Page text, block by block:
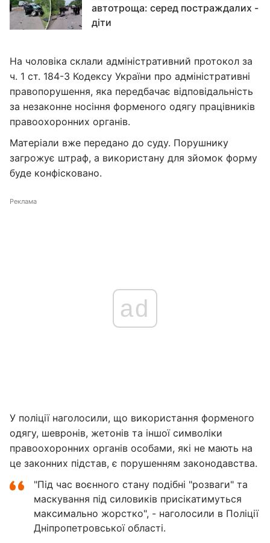
автотроща: серед постраждалих -
діти
На чоловіка склали адміністративний протокол за
ч. 1 ст. 184-3 Кодексу України про адміністративні
правопорушення, яка передбачає відповідальність
за незаконне носіння форменого одягу працівників
правоохоронних органів.
Матеріали вже передано до суду. Порушнику
загрожує штраф, а використану для зйомок форму
буде конфісковано.
Реклама
ad
У поліції наголосили, що використання форменого
одягу, шевронів, жетонів та іншої символіки
правоохоронних органів особами, які не мають на
це законних підстав, є порушенням законодавства.
"Під час воєнного стану подібні "розваги" та
маскування під силовиків присікатимуться
максимально жорстко", - наголосили в Поліції
Дніпропетровської області.